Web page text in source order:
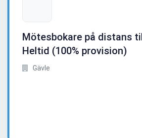
Mötesbokare på distans
Heltid (100% provision)
Gävle